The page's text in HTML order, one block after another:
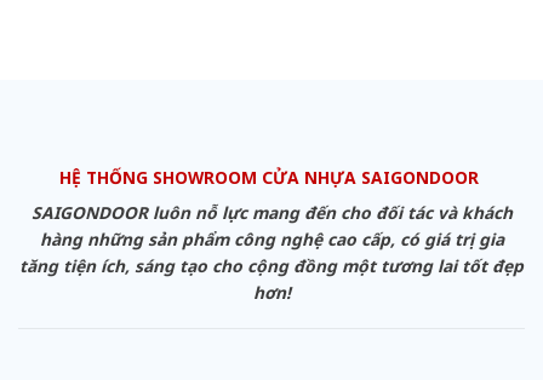
HỆ THỐNG SHOWROOM CỬA NHỰA SAIGONDOOR
SAIGONDOOR luôn nỗ lực mang đến cho đối tác và khách
hàng những sản phẩm công nghệ cao cấp, có giá trị gia
tăng tiện ích, sáng tạo cho cộng đồng một tương lai tốt đẹp
hơn!